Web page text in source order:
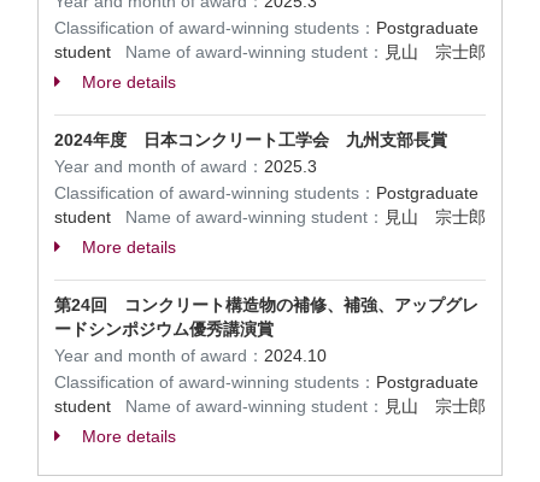
Classification of award-winning students： Postgraduate
student Name of award-winning student： 見山 宗士郎
More details
2024年度 日本コンクリート工学会 九州支部長賞
Year and month of award： 2025.3
Classification of award-winning students： Postgraduate
student Name of award-winning student： 見山 宗士郎
More details
第24回 コンクリート構造物の補修、補強、アップグレ
ードシンポジウム優秀講演賞
Year and month of award： 2024.10
Classification of award-winning students： Postgraduate
student Name of award-winning student： 見山 宗士郎
More details